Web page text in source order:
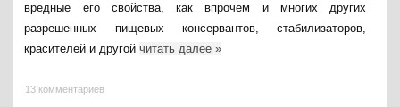
вредные его свойства, как впрочем и многих других
разрешенных пищевых консервантов, стабилизаторов,
красителей и другойчитать далее»
13 комментариев